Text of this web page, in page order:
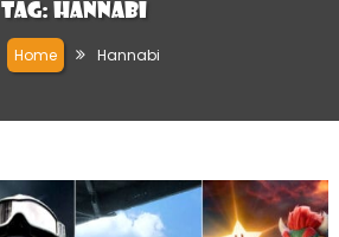
Tag: Hannabi
Home Hannabi